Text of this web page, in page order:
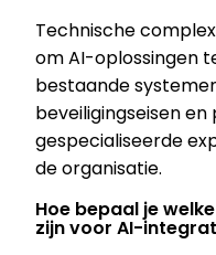
Technische
om AI-oplossingen
bestaande
beveiligingseisen
gespecialiseerde
de organisatie.
Hoe bepaal je
zijn voor AI-